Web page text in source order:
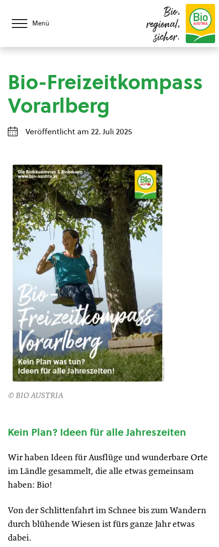
Menü
Bio,
regional,
sicher.
Bio-Freizeitkompass
Vorarlberg
Veröffentlicht am 22. Juli 2025
© BIO AUSTRIA
Kein Plan? Ideen für alle Jahreszeiten
Wir haben Ideen für Ausflüge und wunderbare Orte
im Ländle gesammelt, die alle etwas gemeinsam
haben: Bio!
Von der Schlittenfahrt im Schnee bis zum Wandern
durch blühende Wiesen ist fürs ganze Jahr etwas
dabei.